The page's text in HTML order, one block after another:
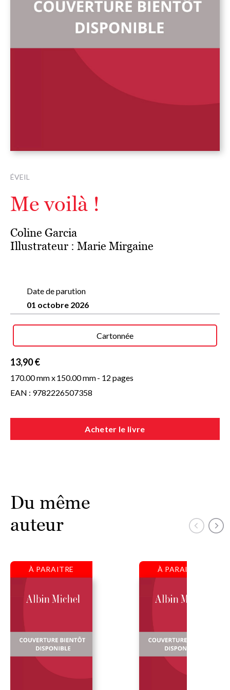
ÉVEIL
Me voilà !
Coline Garcia
Illustrateur : Marie Mirgaine
Date de parution
01 octobre 2026
Cartonnée
13,90 €
170.00 mm x150.00 mm- 12 pages
EAN : 9782226507358
Acheter le livre
Du même
auteur
À PARAITRE À PARAITRE